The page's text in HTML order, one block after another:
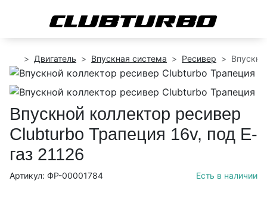
Двигатель Впускная система Ресивер
Впускной коллектор ресивер
Clubturbo Трапеция 16v, под Е-
газ 21126
Артикул: ФР-00001784 Есть в наличии